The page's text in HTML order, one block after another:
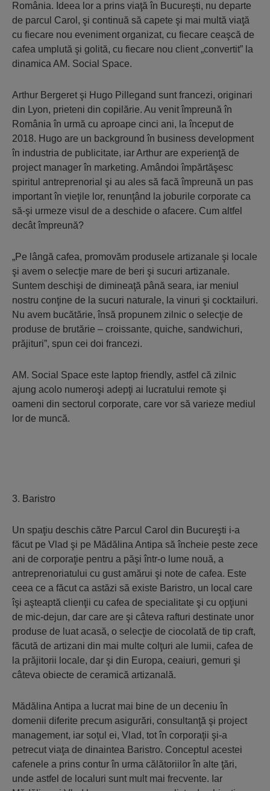
România. Ideea lor a prins viaţă în Bucureşti, nu departe
de parcul Carol, şi continuă să capete şi mai multă viaţă
cu fiecare nou eveniment organizat, cu fiecare ceaşcă de
cafea umplută şi golită, cu fiecare nou client „convertit” la
dinamica AM. Social Space.
Arthur Bergeret şi Hugo Pillegand sunt francezi, originari
din Lyon, prieteni din copilărie. Au venit împreună în
România în urmă cu aproape cinci ani, la început de
2018. Hugo are un background în business development
în industria de publicitate, iar Arthur are experienţă de
project manager în marketing. Amândoi împărtăşesc
spiritul antreprenorial şi au ales să facă împreună un pas
important în vieţile lor, renunţând la joburile corporate ca
să-şi urmeze visul de a deschide o afacere. Cum altfel
decât împreună?
„Pe lângă cafea, promovăm produsele artizanale şi locale
şi avem o selecţie mare de beri şi sucuri artizanale.
Suntem deschişi de dimineaţă până seara, iar meniul
nostru conţine de la sucuri naturale, la vinuri şi cocktailuri.
Nu avem bucătărie, însă propunem zilnic o selecţie de
produse de brutărie – croissante, quiche, sandwichuri,
prăjituri”, spun cei doi francezi.
AM. Social Space este laptop friendly, astfel că zilnic
ajung acolo numeroşi adepţi ai lucratului remote şi
oameni din sectorul corporate, care vor să varieze mediul
lor de muncă.
3. Baristro
Un spaţiu deschis către Parcul Carol din Bucureşti i-a
făcut pe Vlad şi pe Mădălina Antipa să încheie peste zece
ani de corporaţie pentru a păşi într-o lume nouă, a
antreprenoriatului cu gust amărui şi note de cafea. Este
ceea ce a făcut ca astăzi să existe Baristro, un local care
îşi aşteaptă clienţii cu cafea de specialitate şi cu opţiuni
de mic-dejun, dar care are şi câteva rafturi destinate unor
produse de luat acasă, o selecţie de ciocolată de tip craft,
făcută de artizani din mai multe colţuri ale lumii, cafea de
la prăjitorii locale, dar şi din Europa, ceaiuri, gemuri şi
câteva obiecte de ceramică artizanală.
Mădălina Antipa a lucrat mai bine de un deceniu în
domenii diferite precum asigurări, consultanţă şi project
management, iar soţul ei, Vlad, tot în corporaţii şi-a
petrecut viaţa de dinaintea Baristro. Conceptul acestei
cafenele a prins contur în urma călătoriilor în alte ţări,
unde astfel de localuri sunt mult mai frecvente. Iar